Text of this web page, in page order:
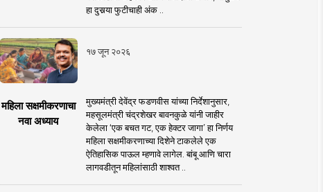
हा दुसर्‍या फुटीचाही अंक ..
१७ जून २०२६
महिला सक्षमीकरणाचा
नवा अध्याय
मुख्यमंत्री देवेंद्र फडणवीस यांच्या निर्देशानुसार,
महसूलमंत्री चंद्रशेखर बावनकुळे यांनी जाहीर
केलेला ‘एक बचत गट, एक हेक्टर जागा’ हा निर्णय
महिला सक्षमीकरणाच्या दिशेने टाकलेले एक
ऐतिहासिक पाऊल म्हणावे लागेल. बांबू आणि चारा
लागवडीतून महिलांसाठी शाश्वत ..